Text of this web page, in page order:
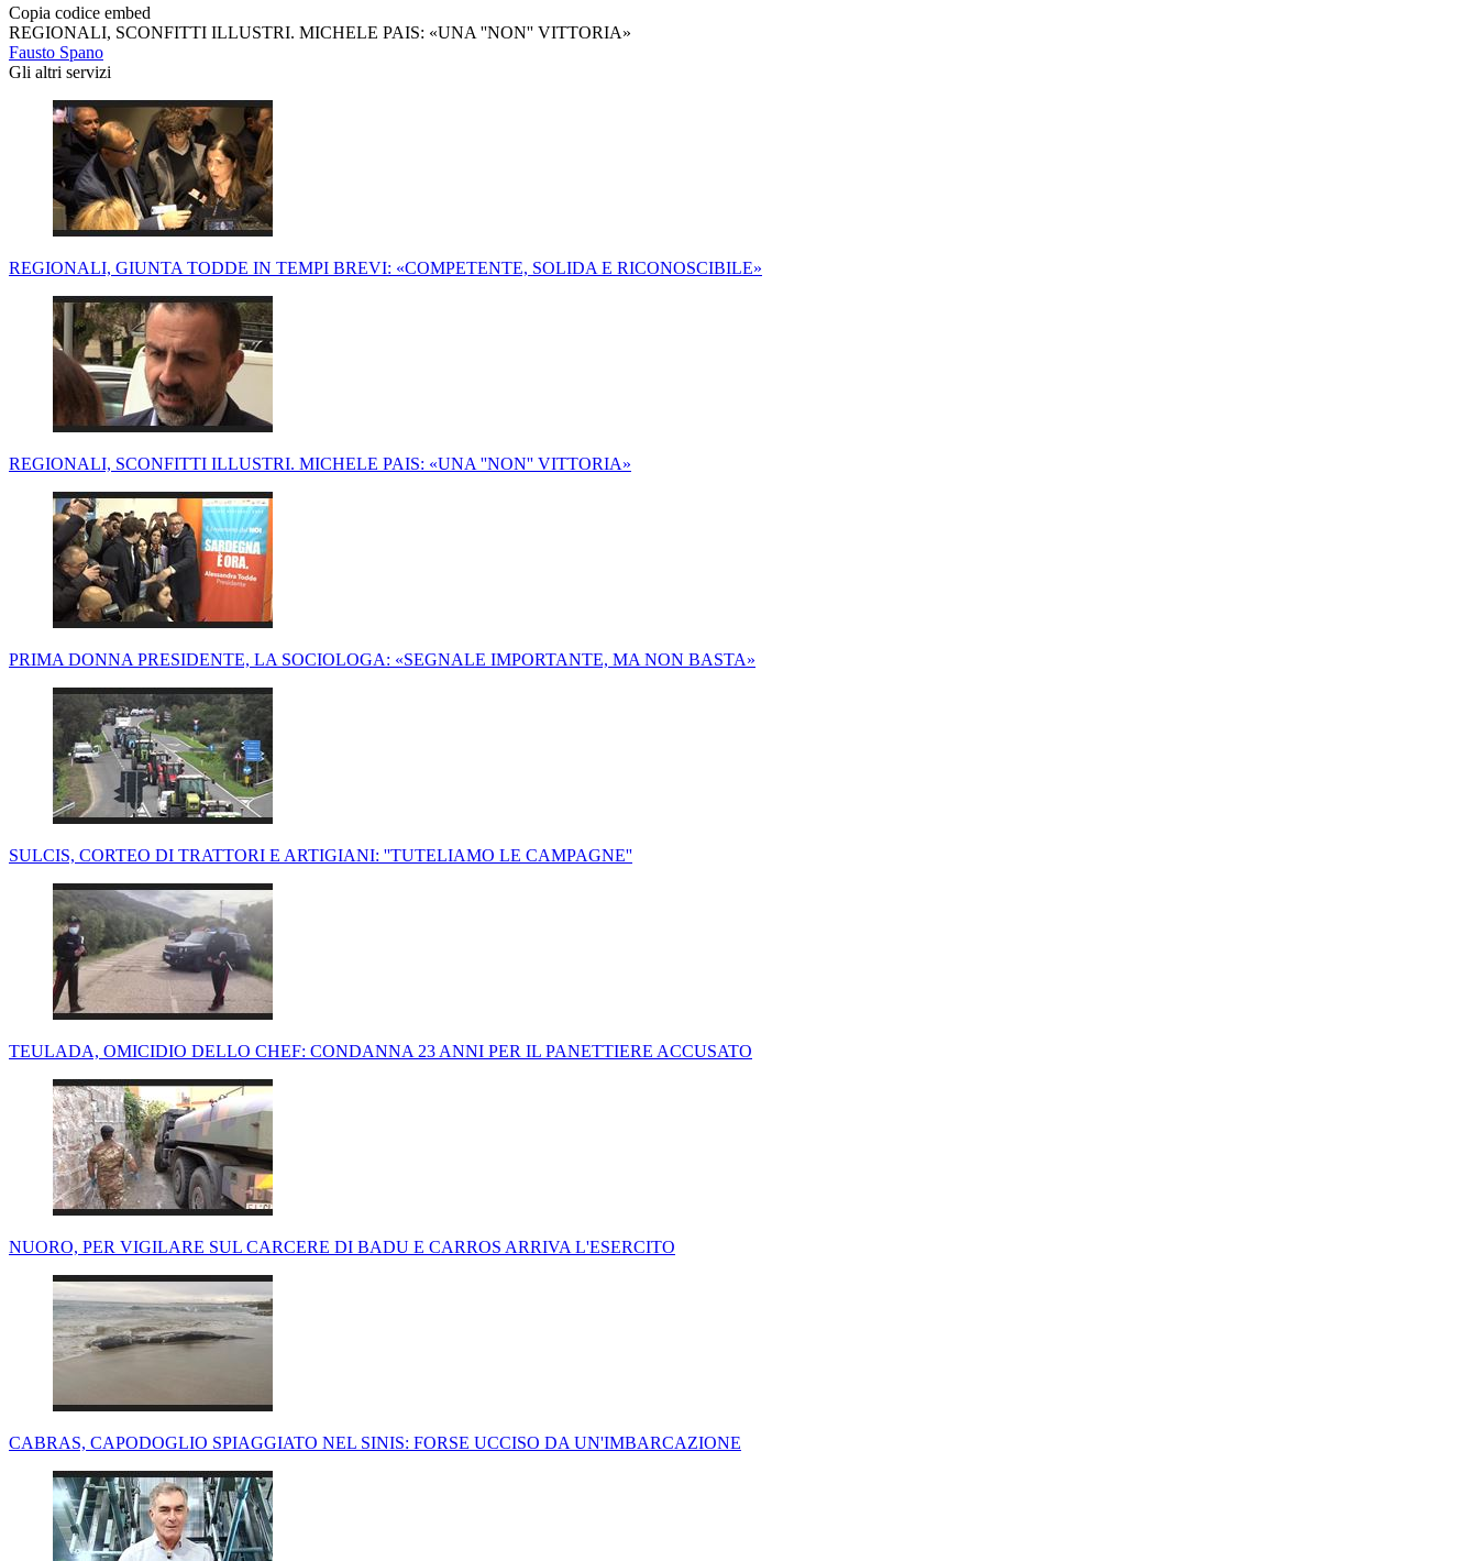
Copia codice embed
REGIONALI, SCONFITTI ILLUSTRI. MICHELE PAIS: «UNA ''NON'' VITTORIA»
Fausto Spano
Gli altri servizi
REGIONALI, GIUNTA TODDE IN TEMPI BREVI: «COMPETENTE, SOLIDA E RICONOSCIBILE»
REGIONALI, SCONFITTI ILLUSTRI. MICHELE PAIS: «UNA ''NON'' VITTORIA»
PRIMA DONNA PRESIDENTE, LA SOCIOLOGA: «SEGNALE IMPORTANTE, MA NON BASTA»
SULCIS, CORTEO DI TRATTORI E ARTIGIANI: ''TUTELIAMO LE CAMPAGNE''
TEULADA, OMICIDIO DELLO CHEF: CONDANNA 23 ANNI PER IL PANETTIERE ACCUSATO
NUORO, PER VIGILARE SUL CARCERE DI BADU E CARROS ARRIVA L'ESERCITO
CABRAS, CAPODOGLIO SPIAGGIATO NEL SINIS: FORSE UCCISO DA UN'IMBARCAZIONE